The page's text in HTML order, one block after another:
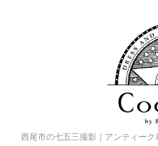
西尾市の七五三撮影｜アンティー